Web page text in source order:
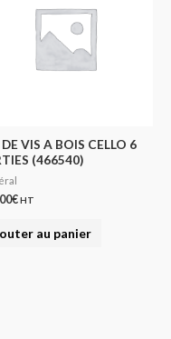
DE VIS A BOIS CELLO 6
(466540)
€HT
au panier